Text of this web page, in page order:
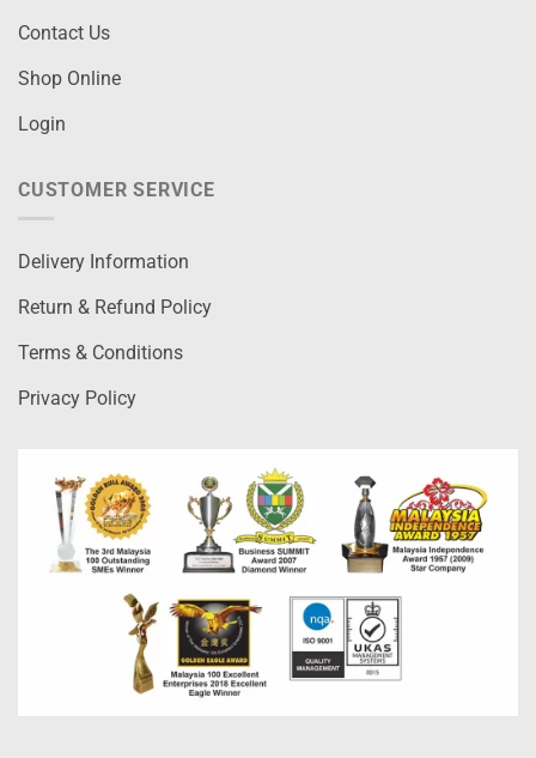
Contact Us
Shop Online
Login
CUSTOMER SERVICE
Delivery Information
Return & Refund Policy
Terms & Conditions
Privacy Policy